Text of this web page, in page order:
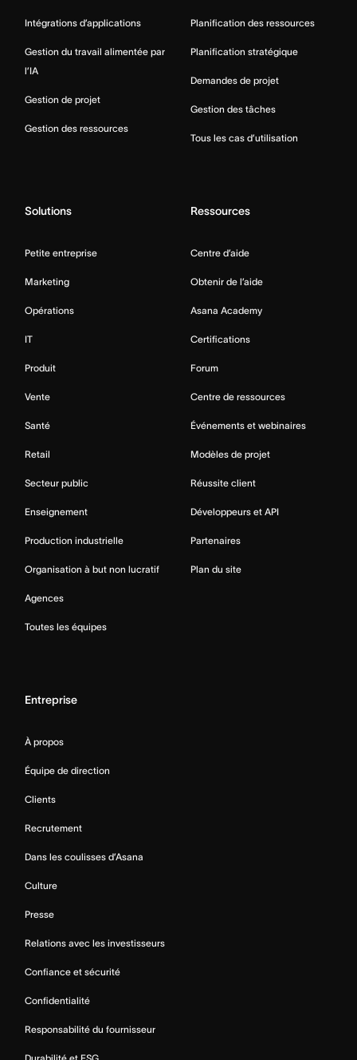
Intégrations d’applications
Gestion du travail alimentée par
l’IA
Gestion de projet
Gestion des ressources
Planification des ressources
Planification stratégique
Demandes de projet
Gestion des tâches
Tous les cas d’utilisation
Solutions
Petite entreprise
Marketing
Opérations
IT
Produit
Vente
Santé
Retail
Secteur public
Enseignement
Production industrielle
Organisation à but non lucratif
Agences
Toutes les équipes
Ressources
Centre d’aide
Obtenir de l’aide
Asana Academy
Certifications
Forum
Centre de ressources
Événements et webinaires
Modèles de projet
Réussite client
Développeurs et API
Partenaires
Plan du site
Entreprise
À propos
Équipe de direction
Clients
Recrutement
Dans les coulisses d’Asana
Culture
Presse
Relations avec les investisseurs
Confiance et sécurité
Confidentialité
Responsabilité du fournisseur